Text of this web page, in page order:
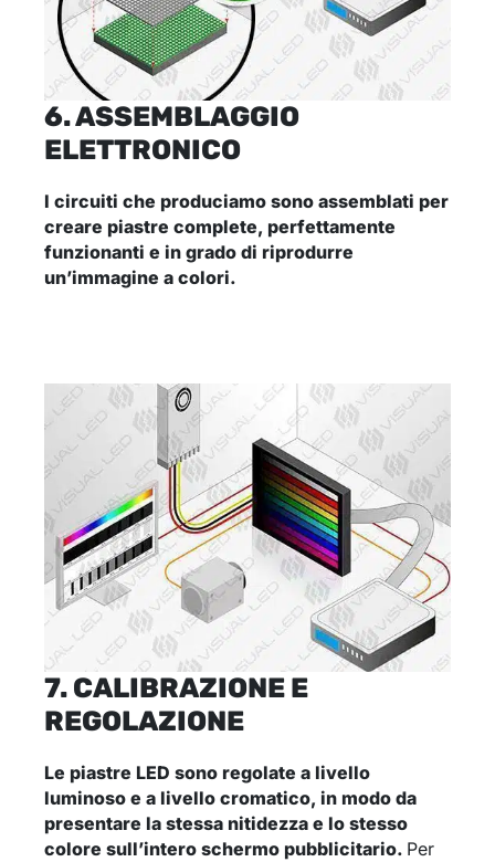
6. ASSEMBLAGGIO
ELETTRONICO
I circuiti che produciamo sono assemblati per
creare piastre complete, perfettamente
funzionanti e in grado di riprodurre
un’immagine a colori.
7. CALIBRAZIONE E
REGOLAZIONE
Le piastre LED sono regolate a livello
luminoso e a livello cromatico, in modo da
presentare la stessa nitidezza e lo stesso
colore sull’intero schermo pubblicitario. Per